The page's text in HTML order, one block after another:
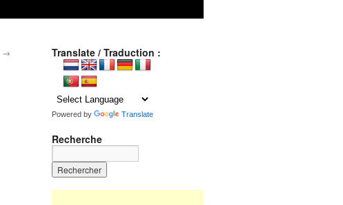
→ Translate / Traduction :
Powered by Translate
Recherche